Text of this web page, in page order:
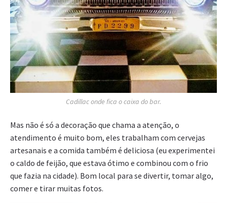
Cadillac onde fica o caixa do bar.
Mas não é só a decoração que chama a atenção, o
atendimento é muito bom, eles trabalham com cervejas
artesanais e a comida também é deliciosa (eu experimentei
o caldo de feijão, que estava ótimo e combinou com o frio
que fazia na cidade). Bom local para se divertir, tomar algo,
comer e tirar muitas fotos.